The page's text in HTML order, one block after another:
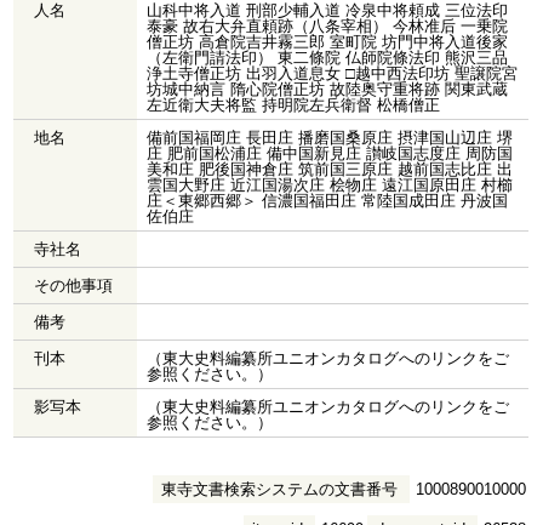
人名
山科中将入道 刑部少輔入道 冷泉中将頼成 三位法印
泰豪 故右大弁直頼跡（八条宰相） 今林准后 一乗院
僧正坊 高倉院吉井霧三郎 室町院 坊門中将入道後家
（左衛門請法印） 東二條院 仏師院條法印 熊沢三品
浄土寺僧正坊 出羽入道息女 □越中西法印坊 聖譲院宮
坊城中納言 隋心院僧正坊 故陸奥守重将跡 関東武蔵
左近衛大夫将監 持明院左兵衛督 松橋僧正
地名
備前国福岡庄 長田庄 播磨国桑原庄 摂津国山辺庄 堺
庄 肥前国松浦庄 備中国新見庄 讃岐国志度庄 周防国
美和庄 肥後国神倉庄 筑前国三原庄 越前国志比庄 出
雲国大野庄 近江国湯次庄 桧物庄 遠江国原田庄 村櫛
庄＜東郷西郷＞ 信濃国福田庄 常陸国成田庄 丹波国
佐伯庄
寺社名
その他事項
備考
刊本
（東大史料編纂所ユニオンカタログへのリンクをご
参照ください。）
影写本
（東大史料編纂所ユニオンカタログへのリンクをご
参照ください。）
東寺文書検索システムの文書番号 1000890010000